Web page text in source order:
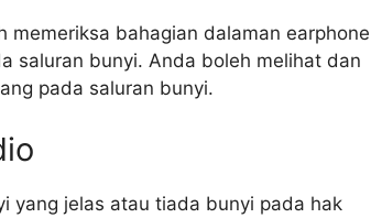
memeriksa bahagian dalaman earphone
saluran bunyi. Anda boleh melihat dan
pada saluran bunyi.
yang jelas atau tiada bunyi pada hak